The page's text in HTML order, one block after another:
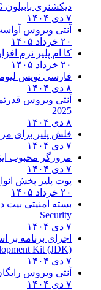
دیکشنری بابیلون NG - فرهنگ لغت کامپیوتر
۷ دی ۱۴۰۴
آنتی ویروس
۲۰ خرداد ۱۴۰۵
کا ام پلیر نرم
۲۰ خرداد ۱۴۰۵
فارسی نویس
۸ دی ۱۴۰۴
آنتی ویروس
2025
۸ دی ۱۴۰۴
فلش پلیر برای
۷ دی ۱۴۰۴
مرورگر محبوب
۷ دی ۱۴۰۴
پوت پلیر پخش
۲۰ خرداد ۱۴۰۵
بسته امنیتی بیت
Security
۷ دی ۱۴۰۴
اجرای برنامه
Kit (JDK)
۷ دی ۱۴۰۴
آنتی ویروس
۷ دی ۱۴۰۴